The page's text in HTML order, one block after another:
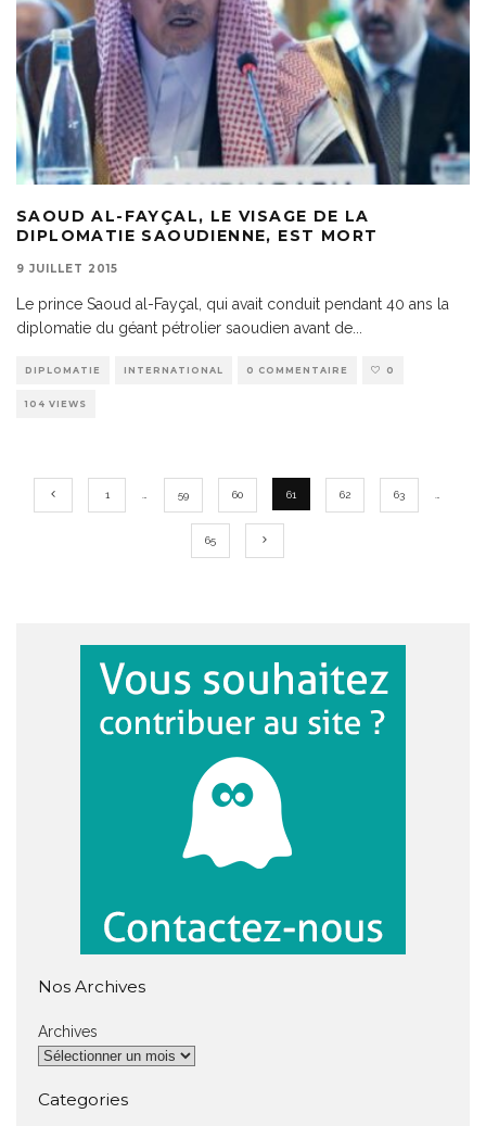
SAOUD AL-FAYÇAL, LE VISAGE DE LA
DIPLOMATIE SAOUDIENNE, EST MORT
9 JUILLET 2015
Le prince Saoud al-Fayçal, qui avait conduit pendant 40 ans la
diplomatie du géant pétrolier saoudien avant de
DIPLOMATIE INTERNATIONAL 0 COMMENTAIRE 0
104 VIEWS
1 59 60 61 62 63
65
Nos Archives
Archives
Categories